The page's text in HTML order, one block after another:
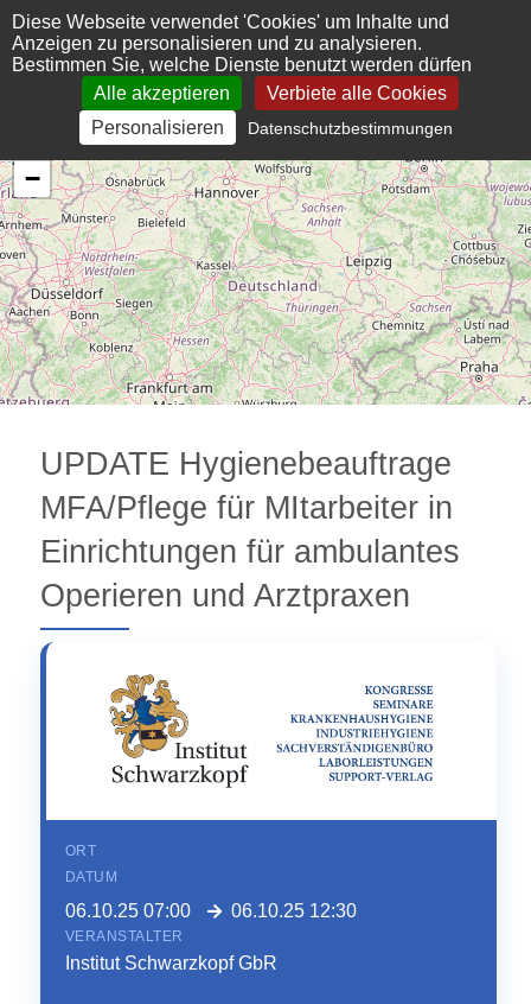
Cookie-Einstellungen
Diese Webseite verwendet 'Cookies' um Inhalte und
Anzeigen zu personalisieren und zu analysieren.
Bestimmen Sie, welche Dienste benutzt werden dürfen
Alle akzeptieren
Verbiete alle Cookies
Personalisieren
Datenschutzbestimmungen
−
UPDATE Hygienebeauftrage
MFA/Pflege für MItarbeiter in
Einrichtungen für ambulantes
Operieren und Arztpraxen
ORT
DATUM
06.10.25 07:00 06.10.25 12:30
VERANSTALTER
Institut Schwarzkopf GbR